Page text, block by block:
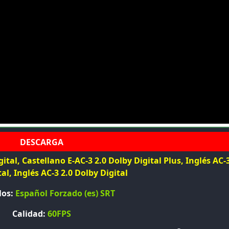
Castellano E-AC-3 2.0 Dolby Digital Plus, Inglés AC-
Inglés AC-3 2.0 Dolby Digital
Español Forzado (es) SRT
Calidad: 60FPS